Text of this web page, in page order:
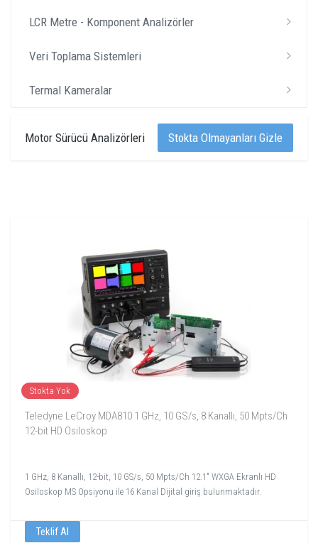
LCR Metre - Komponent Analizörler
Veri Toplama Sistemleri
Termal Kameralar
Motor Sürücü Analizörleri Stokta Olmayanları Gizle
Stokta Yok
Teledyne LeCroy MDA810 1 GHz, 10 GS/s, 8 Kanallı, 50 Mpts/Ch
12-bit HD Osiloskop
1 GHz, 8 Kanallı, 12-bit, 10 GS/s, 50 Mpts/Ch 12.1" WXGA Ekranlı HD
Osiloskop MS Opsiyonu ile 16 Kanal Dijital giriş bulunmaktadır.
Teklif Al